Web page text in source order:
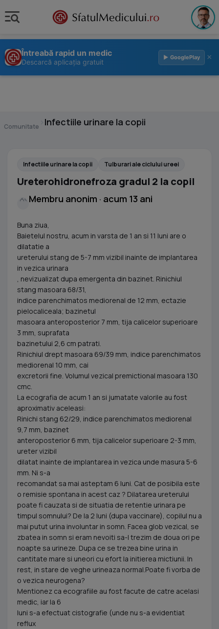
Întreabă rapid un medic
Descarcă aplicația gratuit
▶ GooglePlay ×
Comunitate Infectiile urinare la copii
Infectiile urinare la copii Tulburari ale ciclului ureei
Ureterohidronefroza gradul 2 la copil
Membru anonim · acum 13 ani
Buna ziua,
Baietelul nostru, acum in varsta de 1 an si 11 luni are o
dilatatie a
ureterului stang de 5-7 mm vizibil inainte de implantarea
in vezica urinara
, nevizualizat dupa emergenta din bazinet. Rinichiul
stang masoara 68/31,
indice parenchimatos mediorenal de 12 mm, ectazie
pielocaliceala; bazinetul
masoara anteroposterior 7 mm, tija calicelor superioare
3 mm, suprafata
bazinetului 2,6 cm patrati.
Rinichiul drept masoara 69/39 mm, indice parenchimatos
mediorenal 10 mm, cai
excretorii fine. Volumul vezical premictional masoara 130
cmc.
La ecografia de acum 1 an si jumatate valorile au fost
aproximativ aceleasi:
Rinichi stang 62/29, indice parenchimatos mediorenal
9,7 mm, bazinet
anteroposterior 6 mm, tija calicelor superioare 2-3 mm,
ureter vizibil
dilatat inainte de implantarea in vezica unde masura 5-6
mm. Ni s-a
recomandat sa mai asteptam 6 luni. Cat de posibila este
o remisie spontana in acest caz ? Dilatarea ureterului
poate fi cauzata si de situatia de retentie urinara pe
timpul somnului? De la 2 luni (dupa vaccinare), copilul nu a
mai putut urina involuntar in somn. Facea glob vezical, se
zbatea in somn si eram nevoiti sa-l trezim de doua ori pe
noapte sa urineze. Dupa ce se trezea bine urina in
cantitate mare si uneori cu efort la initierea mictiunii. In
rest, in stare de veghe urineaza normal.Poate fi vorba de
o vezica neurogena?
Mentionez ca ecografiile au fost facute de catre acelasi
medic, iar la 6
luni s-a efectuat cistografie (unde nu s-a evidentiat
reflux